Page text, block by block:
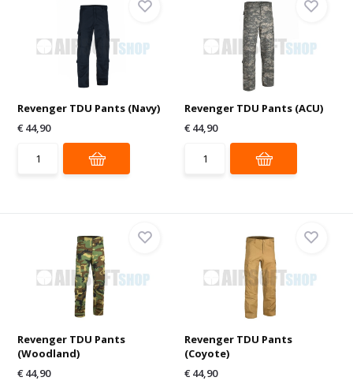
Revenger TDU Pants (Navy)
€ 44,90
Revenger TDU Pants (ACU)
€ 44,90
Revenger TDU Pants
(Woodland)
€ 44,90
Revenger TDU Pants
(Coyote)
€ 44,90